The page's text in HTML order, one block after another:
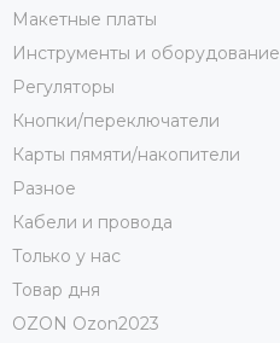
Макетные платы
Инструменты и оборудование
Регуляторы
Кнопки/переключатели
Карты пямяти/накопители
Разное
Кабели и провода
Только у нас
Товар дня
OZON Ozon2023